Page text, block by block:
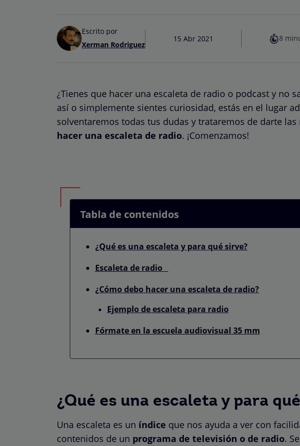
Escrito por
Xerman Rodriguez
15 Abr 2021 8
¿Tienes que hacer una escaleta de radio o podcast y no
así o simplemente sientes curiosidad, estás en el lugar
solventaremos todas tus dudas y trataremos de darte
hacer una escaleta de radio. ¡Comenzamos!
Tabla de contenidos
¿Qué es una escaleta y para qué sirve?
Escaleta de radio
¿Cómo debo hacer una escaleta de radio?
Ejemplo de escaleta para radio
Fórmate en la escuela audiovisual 35 mm
¿Qué es una escaleta y para
Una escaleta es un índice que nos ayuda a ver con
contenidos de un programa de televisión o de radio.